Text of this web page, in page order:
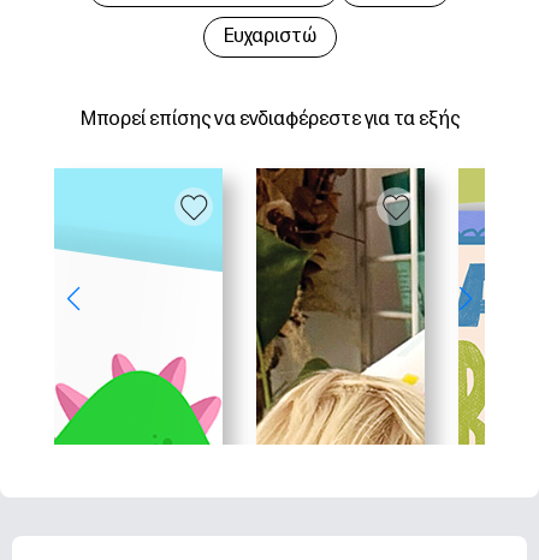
Μπορεί επίσης να ενδιαφέρεστε για τα εξής
Ευχαριστώ